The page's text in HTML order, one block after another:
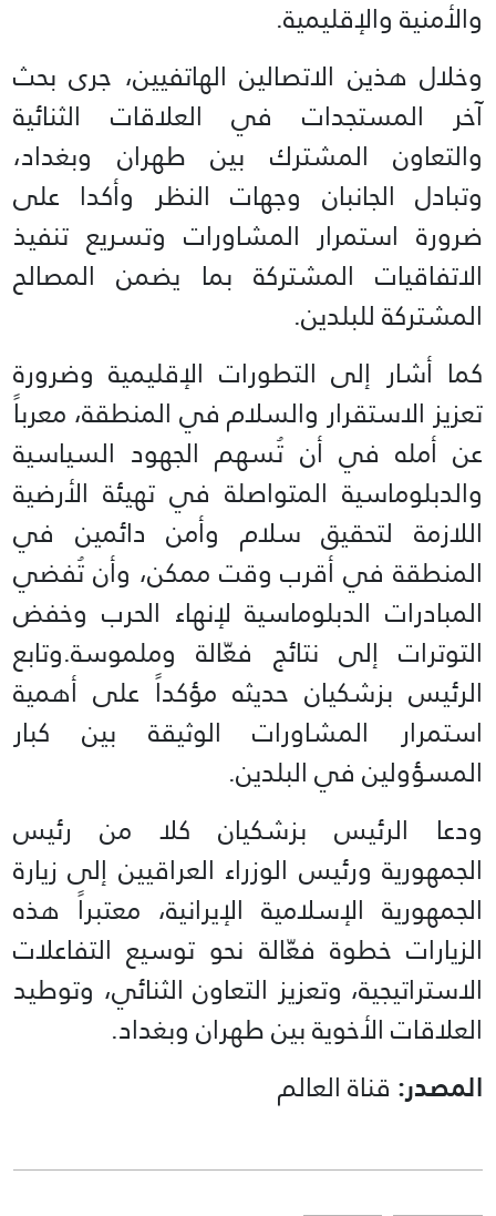
والأمنية والإقليمية.
وخلال هذين الاتصالين الهاتفيين، جرى بحث
آخر المستجدات في العلاقات الثنائية
والتعاون المشترك بين طهران وبغداد،
وتبادل الجانبان وجهات النظر وأكدا على
ضرورة استمرار المشاورات وتسريع تنفيذ
الاتفاقيات المشتركة بما يضمن المصالح
المشتركة للبلدين.
كما أشار إلى التطورات الإقليمية وضرورة
تعزيز الاستقرار والسلام في المنطقة، معرباً
عن أمله في أن تُسهم الجهود السياسية
والدبلوماسية المتواصلة في تهيئة الأرضية
اللازمة لتحقيق سلام وأمن دائمين في
المنطقة في أقرب وقت ممكن، وأن تُفضي
المبادرات الدبلوماسية لإنهاء الحرب وخفض
التوترات إلى نتائج فعّالة وملموسة.وتابع
الرئيس بزشكيان حديثه مؤكداً على أهمية
استمرار المشاورات الوثيقة بين كبار
المسؤولين في البلدين.
ودعا الرئيس بزشكيان كلا من رئيس
الجمهورية ورئيس الوزراء العراقيين إلى زيارة
الجمهورية الإسلامية الإيرانية، معتبراً هذه
الزيارات خطوة فعّالة نحو توسيع التفاعلات
الاستراتيجية، وتعزيز التعاون الثنائي، وتوطيد
العلاقات الأخوية بين طهران وبغداد.
المصدر: قناة العالم